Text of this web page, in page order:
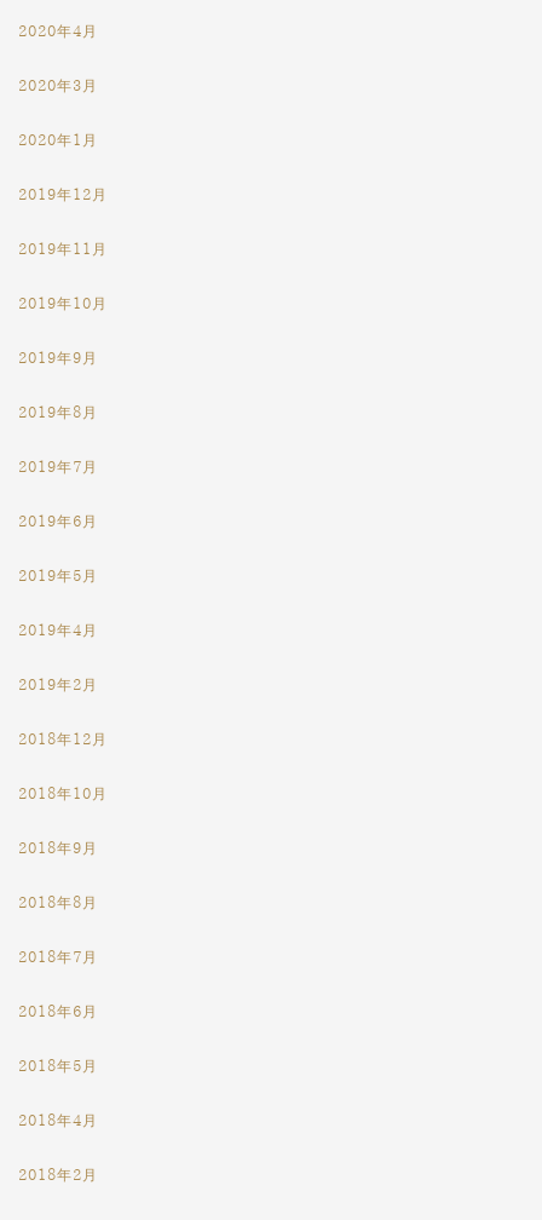
2020年4月
2020年3月
2020年1月
2019年12月
2019年11月
2019年10月
2019年9月
2019年8月
2019年7月
2019年6月
2019年5月
2019年4月
2019年2月
2018年12月
2018年10月
2018年9月
2018年8月
2018年7月
2018年6月
2018年5月
2018年4月
2018年2月